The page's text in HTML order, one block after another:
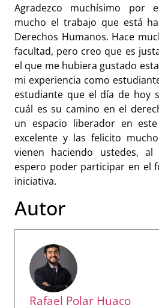
Agradezco muchísimo por
mucho el trabajo que está
Derechos Humanos. Hace
facultad, pero creo que es
el que me hubiera gustado
mi experiencia como
estudiante que el día de hoy
cuál es su camino en el
un espacio liberador en
excelente y las felicito
vienen haciendo ustedes,
espero poder participar en el
iniciativa.
Autor
Rafael Polar Huaco